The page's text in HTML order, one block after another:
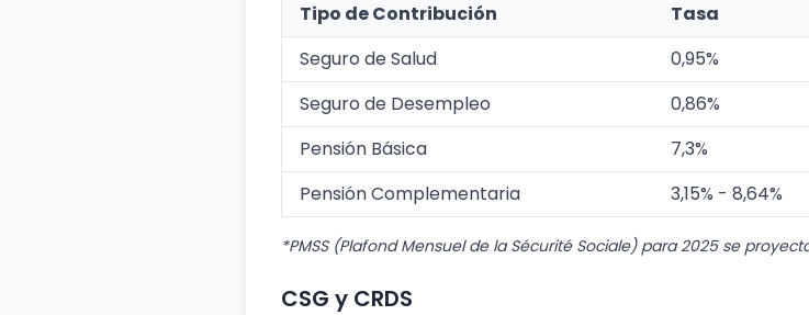
Tipo de Contribución
Tasa
Seguro de Salud
0,95%
Seguro de Desempleo
0,86%
Pensión Básica
7,3%
Pensión Complementaria
3,15% - 8,64%
*PMSS (Plafond Mensuel de la Sécurité Sociale) para 2025 se
CSG y CRDS